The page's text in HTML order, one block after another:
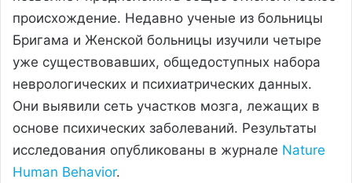
происхождение. Недавно ученые из больницы
Бригама и Женской больницы изучили четыре
уже существовавших, общедоступных набора
неврологических и психиатрических данных.
Они выявили сеть участков мозга, лежащих в
основе психических заболеваний. Результаты
исследования опубликованы в журнале Nature
Human Behavior.